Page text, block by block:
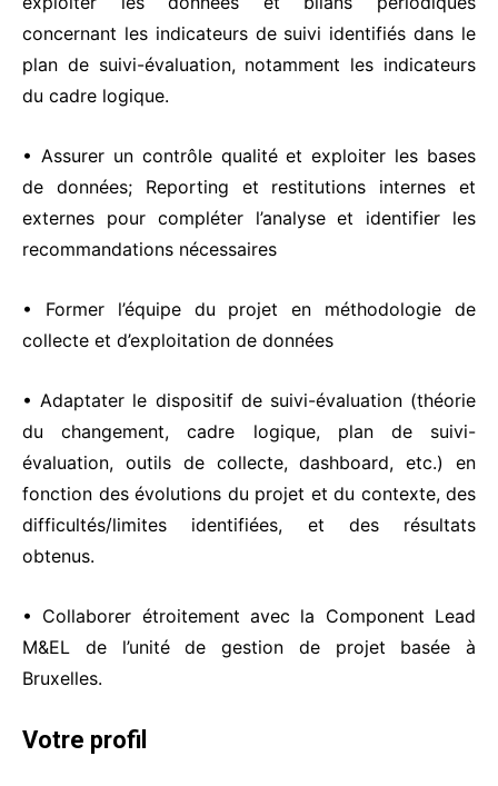
concernant les indicateurs de suivi identifiés dans le
plan de suivi-évaluation, notamment les indicateurs
du cadre logique.
• Assurer un contrôle qualité et exploiter les bases
de données; Reporting et restitutions internes et
externes pour compléter l’analyse et identifier les
recommandations nécessaires
• Former l’équipe du projet en méthodologie de
collecte et d’exploitation de données
• Adaptater le dispositif de suivi-évaluation (théorie
du changement, cadre logique, plan de suivi-
évaluation, outils de collecte, dashboard, etc.) en
fonction des évolutions du projet et du contexte, des
difficultés/limites identifiées, et des résultats
obtenus.
• Collaborer étroitement avec la Component Lead
M&EL de l’unité de gestion de projet basée à
Bruxelles.
Votre profil